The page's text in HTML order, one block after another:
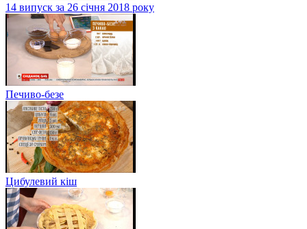
14 випуск за 26 січня 2018 року
Печиво-безе
Цибулевий кіш